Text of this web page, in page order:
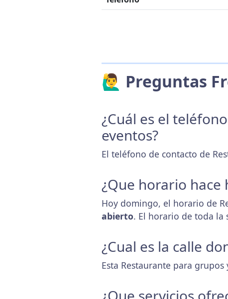
🙋‍♂️ Preguntas
¿Cuál es el
eventos?
El teléfono de contacto de
¿Que horario hace
Hoy domingo, el horario de
abierto. El horario de toda la
¿Cual es la calle
Esta Restaurante para